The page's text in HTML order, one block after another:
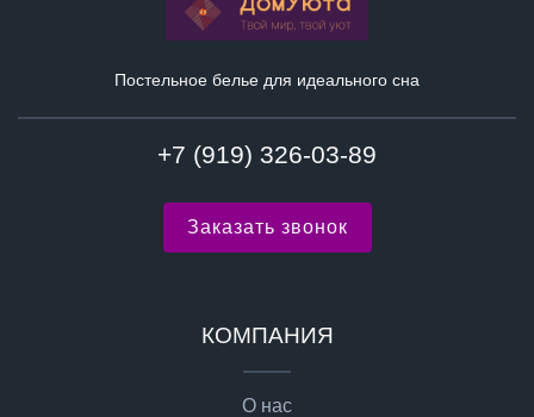
Постельное белье для идеального сна
+7 (919) 326-03-89
Заказать звонок
КОМПАНИЯ
О нас